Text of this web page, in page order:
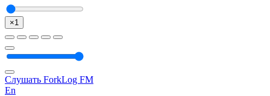
×1
Слушать ForkLog FM
En